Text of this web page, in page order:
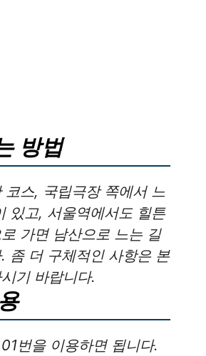
방법
코스, 국립극장 쪽에서 느
있고, 서울역에서도 힐튼
가면 남산으로 느는 길
좀 더 구체적인 사항은 본
기 바랍니다.
번을 이용하면 됩니다.